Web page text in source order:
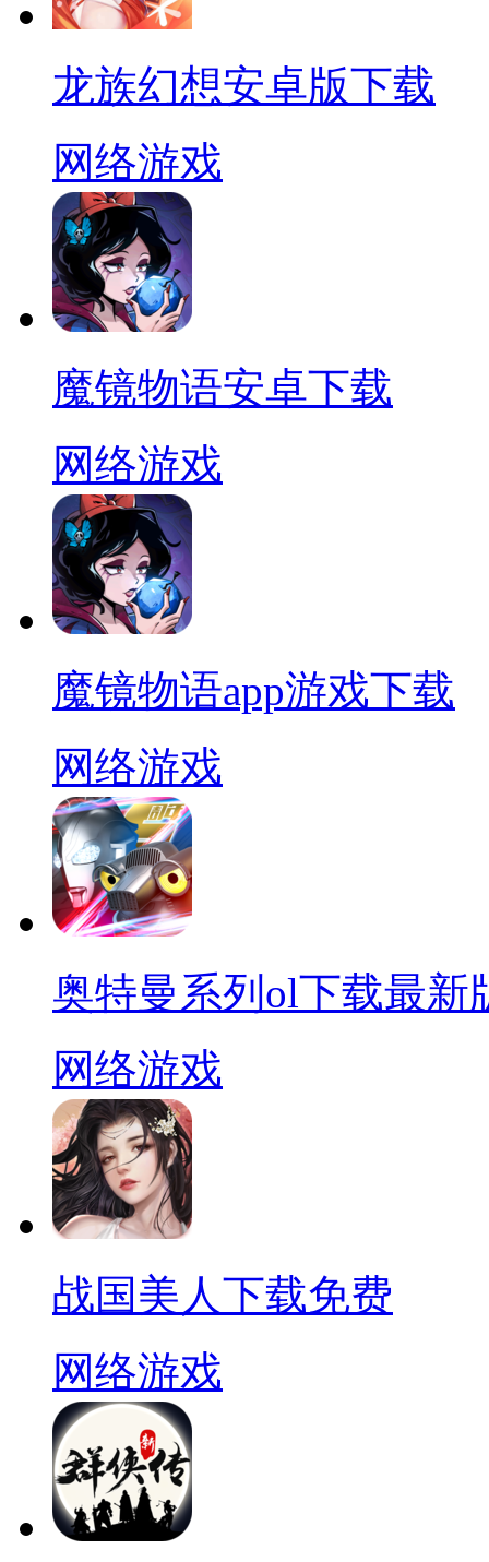
龙族幻想安卓版下载
网络游戏
魔镜物语安卓下载
网络游戏
魔镜物语app游戏下载
网络游戏
奥特曼系列ol下载最新
网络游戏
战国美人下载免费
网络游戏